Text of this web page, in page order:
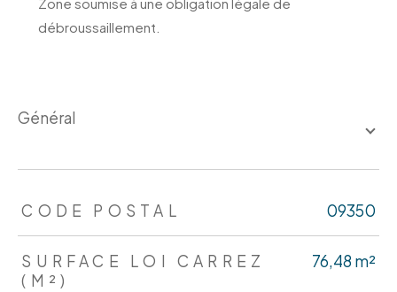
débroussaillement.
général
TRAD_ZEPHYR_Caracteristique TRAD_ZEPHYR_Valeurs
CODE POSTAL 09350
SURFACE LOI CARREZ
(M²)
76,48 m²